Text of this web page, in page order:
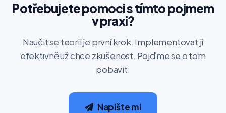
Potřebujete pomoci s tímto pojmem
v praxi?
Naučit se teorii je první krok. Implementovat ji
efektivně už chce zkušenost. Pojďme se o tom
pobavit.
Napište mi